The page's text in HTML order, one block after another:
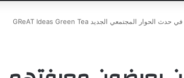
خبراء كاسبرسكي الأمنيون يعرضون معرفتهم في حدث الحوار المجتمعي الجديد GReAT Ideas Green Tea